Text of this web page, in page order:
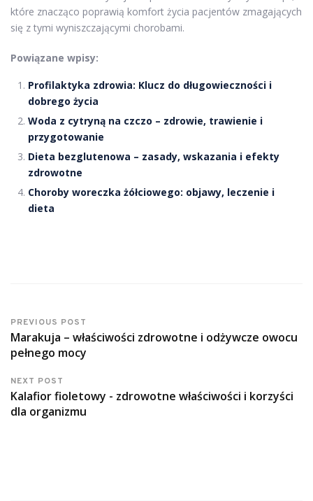
które znacząco poprawią komfort życia pacjentów zmagających
się z tymi wyniszczającymi chorobami.
Powiązane wpisy:
Profilaktyka zdrowia: Klucz do długowieczności i
dobrego życia
Woda z cytryną na czczo – zdrowie, trawienie i
przygotowanie
Dieta bezglutenowa – zasady, wskazania i efekty
zdrowotne
Choroby woreczka żółciowego: objawy, leczenie i
dieta
PREVIOUS POST
Marakuja – właściwości zdrowotne i odżywcze owocu
pełnego mocy
NEXT POST
Kalafior fioletowy - zdrowotne właściwości i korzyści
dla organizmu